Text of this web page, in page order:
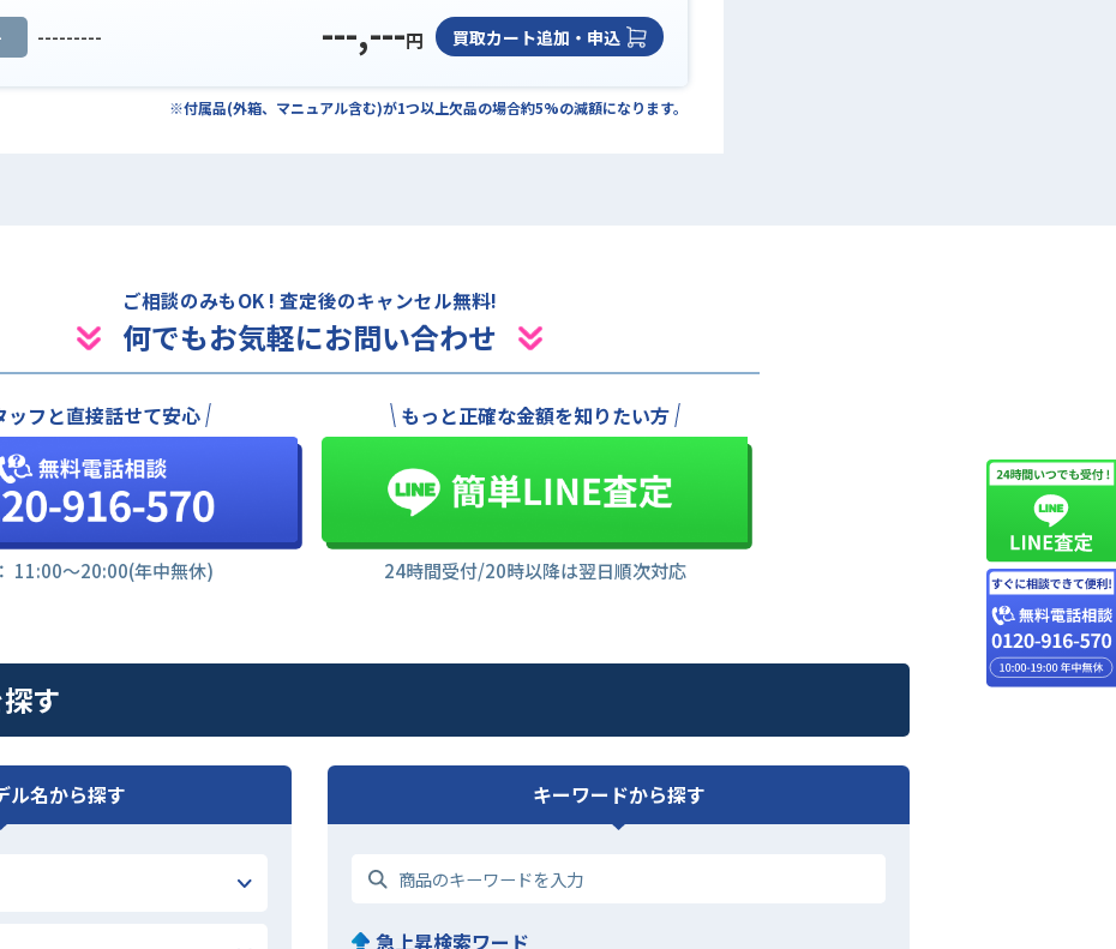
--------- ---,---円 買取カート追加・申込
※付属品(外箱、マニュアル含む)が1つ以上欠品の場合約5%の減額になります。
ご相談のみもOK ! 査定後のキャンセル無料!
何でもお気軽にお問い合わせ
ッフと直接話せて安心
11:00〜20:00(年中無休)
もっと正確な金額を知りたい方
24時間受付/20時以降は翌日順次対応
す
ル名から探す キーワードから探す
急上昇検索ワード